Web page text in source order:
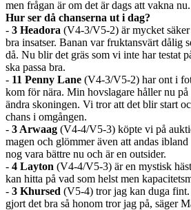
men frågan är om det är dags att vakna
Hur ser då chanserna ut i dag?
- 3 Headora (V4-3/V5-2) är mycket
bra insatser. Banan var fruktansvärt dålig
då. Nu blir det gräs som vi inte har testat
ska passa bra.
- 11 Penny Lane (V4-3/V5-2) har ont i
kom för nära. Min hovslagare håller nu på
ändra skoningen. Vi tror att det blir start
chans i omgången.
- 3 Arwaag (V4-4/V5-3) köpte vi på
magen och glömmer även att andas
nog vara bättre nu och är en outsider.
- 4 Layton (V4-4/V5-3) är en mystisk
kan hitta på vad som helst men
- 3 Khursed (V5-4) tror jag kan duga
gjort det bra så honom tror jag på, säger